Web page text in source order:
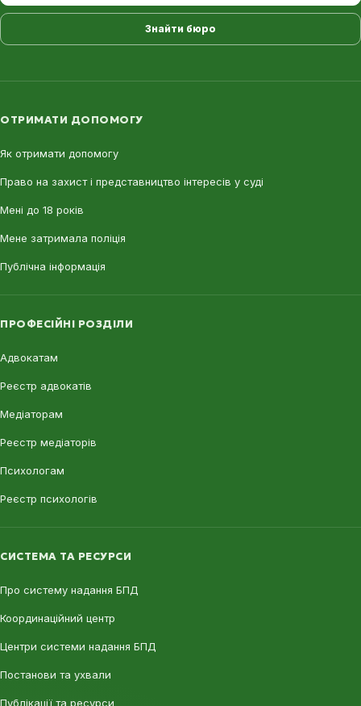
Знайти бюро
ОТРИМАТИ ДОПОМОГУ
Як отримати допомогу
Право на захист і представництво інтересів у суді
Мені до 18 років
Мене затримала поліція
Публічна інформація
ПРОФЕСІЙНІ РОЗДІЛИ
Адвокатам
Реєстр адвокатів
Медіаторам
Реєстр медіаторів
Психологам
Реєстр психологів
СИСТЕМА ТА РЕСУРСИ
Про систему надання БПД
Координаційний центр
Центри системи надання БПД
Постанови та ухвали
Публікації та ресурси